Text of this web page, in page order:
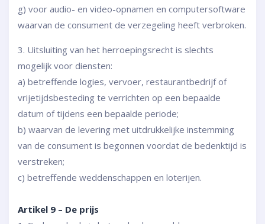
g) voor audio- en video-opnamen en computersoftware
waarvan de consument de verzegeling heeft verbroken.
3. Uitsluiting van het herroepingsrecht is slechts
mogelijk voor diensten:
a) betreffende logies, vervoer, restaurantbedrijf of
vrijetijdsbesteding te verrichten op een bepaalde
datum of tijdens een bepaalde periode;
b) waarvan de levering met uitdrukkelijke instemming
van de consument is begonnen voordat de bedenktijd is
verstreken;
c) betreffende weddenschappen en loterijen.
Artikel 9 – De prijs